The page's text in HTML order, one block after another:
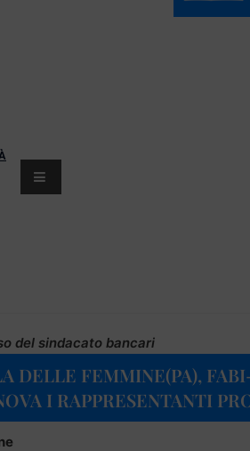
del sindacato bancari
DELLE FEMMINE(PA),
I RAPPRESENTANTI